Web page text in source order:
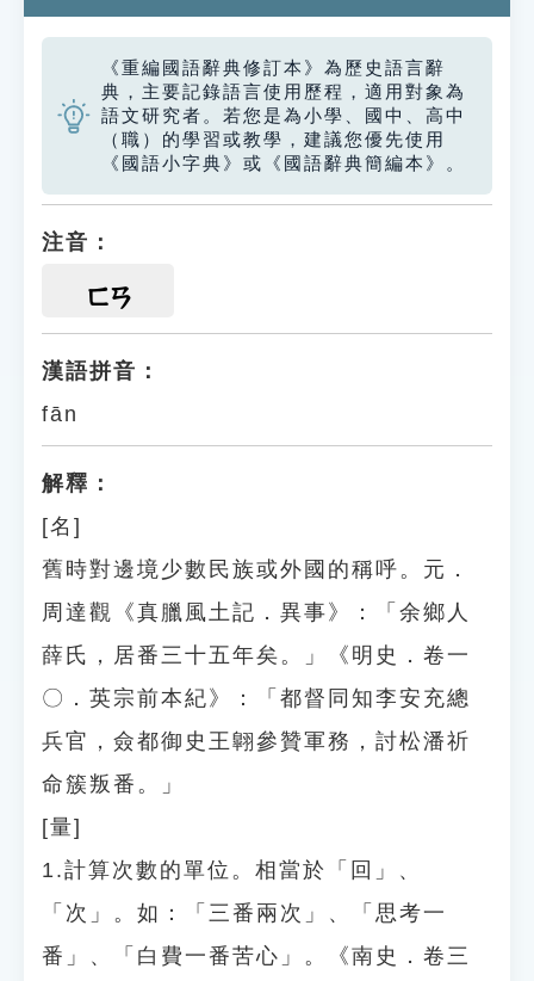
《重編國語辭典修訂本》為歷史語言辭
典，主要記錄語言使用歷程，適用對象為
語文研究者。若您是為小學、國中、高中
（職）的學習或教學，建議您優先使用
《國語小字典》或《國語辭典簡編本》。
注音：
ㄈㄢ
漢語拼音：
fān
解釋：
[名]
舊時對邊境少數民族或外國的稱呼。元．
周達觀《真臘風土記．異事》：「余鄉人
薛氏，居番三十五年矣。」《明史．卷一
〇．英宗前本紀》：「都督同知李安充總
兵官，僉都御史王翺參贊軍務，討松潘祈
命簇叛番。」
[量]
1.計算次數的單位。相當於「回」、
「次」。如：「三番兩次」、「思考一
番」、「白費一番苦心」。《南史．卷三